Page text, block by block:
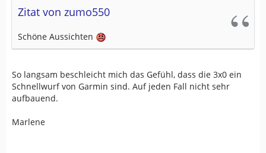
Zitat von zumo550
Schöne Aussichten
So langsam beschleicht mich das Gefühl, dass die 3x0 ein
Schnellwurf von Garmin sind. Auf jeden Fall nicht sehr
aufbauend.
Marlene